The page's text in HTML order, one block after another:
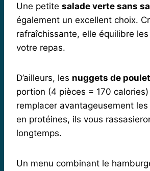
Une petite salade verte sans
également un excellent choix.
rafraîchissante, elle équilibre
votre repas.
D’ailleurs, les nuggets de poulet
portion (4 pièces = 170
remplacer avantageusement
en protéines, ils vous
longtemps.
Un menu combinant le